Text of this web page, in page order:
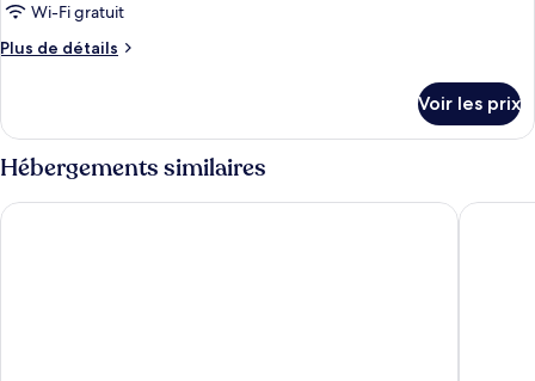
pour
ce
chambre :
Accessible
Studio
Wi-Fi gratuit
Plus de détails
Plus
le
type
de
chambre
Accessible
Voir les prix
Hébergements similaires
Apex City of Edinburgh Hotel Apex